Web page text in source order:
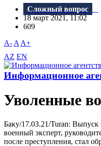
Сложный вопрос
18 март 2021, 11:02
609
A- A A+
AZ EN
Информационное
Уволенные
Баку/17.03.21/Turan: Выпуск
военный эксперт,
после преступления, стал